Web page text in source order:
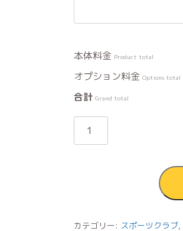
Product total
Options total
Grand total
カテゴリー: スポーツクラブ,